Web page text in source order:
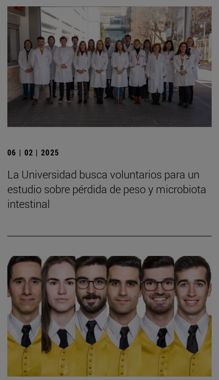
06 | 02 | 2025
La Universidad busca voluntarios para un
estudio sobre pérdida de peso y microbiota
intestinal